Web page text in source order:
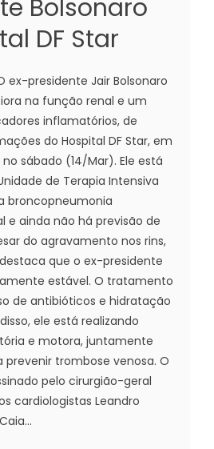
Bolsonaro
DF Star
ex-presidente Jair Bolsonaro
na função renal e um
inflamatórios, de
do Hospital DF Star, em
sábado (14/Mar). Ele está
de Terapia Intensiva
broncopneumonia
e ainda não há previsão de
do agravamento nos rins,
que o ex-presidente
estável. O tratamento
de antibióticos e hidratação
ele está realizando
e motora, juntamente
trombose venosa. O
pelo cirurgião-geral
cardiologistas Leandro